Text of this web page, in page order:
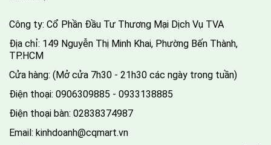
Công ty: Cổ Phần Đầu Tư Thương Mại Dịch Vụ TVA
Địa chỉ: 149 Nguyễn Thị Minh Khai, Phường Bến Thành,
TP.HCM
Cửa hàng: (Mở cửa 7h30 - 21h30 các ngày trong tuần)
Điện thoại: 0906309885 - 0933138885
Điện thoại bàn: 02838374987
Email: kinhdoanh@cqmart.vn